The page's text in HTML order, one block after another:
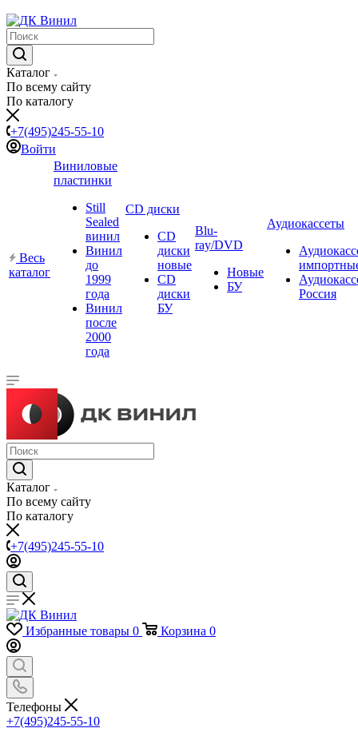
Каталог
По всему сайту
По каталогу
+7(495)245-55-10
Войти
Весь
каталог
Виниловые
пластинки
Still
Sealed
винил
Винил
до
1999
года
Винил
после
2000
года
CD диски
CD
диски
новые
CD
диски
БУ
Blu-
ray/DVD
Новые
БУ
Аудиокассеты
Россия
Каталог
По всему сайту
По каталогу
+7(495)245-55-10
Избранные товары 0 Корзина 0
Телефоны
+7(495)245-55-10